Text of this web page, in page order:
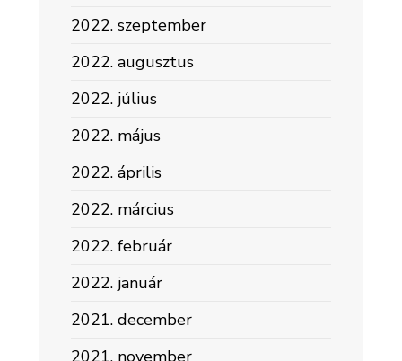
2022. szeptember
2022. augusztus
2022. július
2022. május
2022. április
2022. március
2022. február
2022. január
2021. december
2021. november